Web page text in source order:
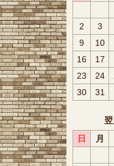
2
3
9
10
16
17
23
24
30
31
日
月